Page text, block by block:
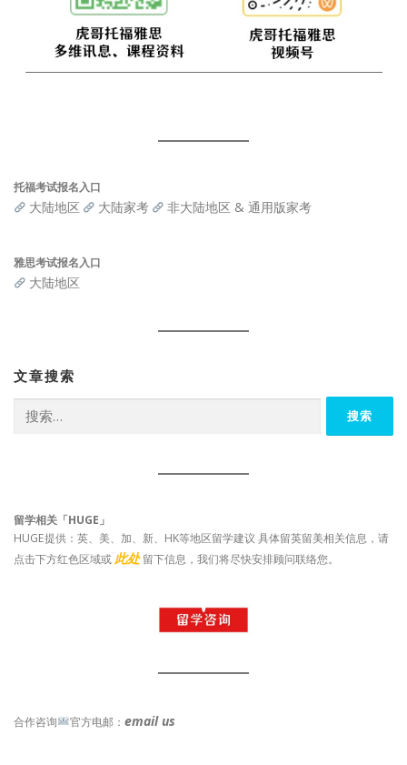
托福考试报名入口
大陆地区 大陆家考 非大陆地区 & 通用版家考
雅思考试报名入口
大陆地区
文章搜索
索：
留学相关「HUGE」
HUGE提供：英、美、加、新、HK等地区留学建议 具体留英留美相关信息，请
点击下方红色区域或此处 留下信息，我们将尽快安排顾问联络您。
合作咨询 官方电邮： email us